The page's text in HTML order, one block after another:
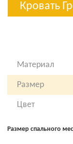
Кровать
Материал
Размер
Цвет
Размер спального